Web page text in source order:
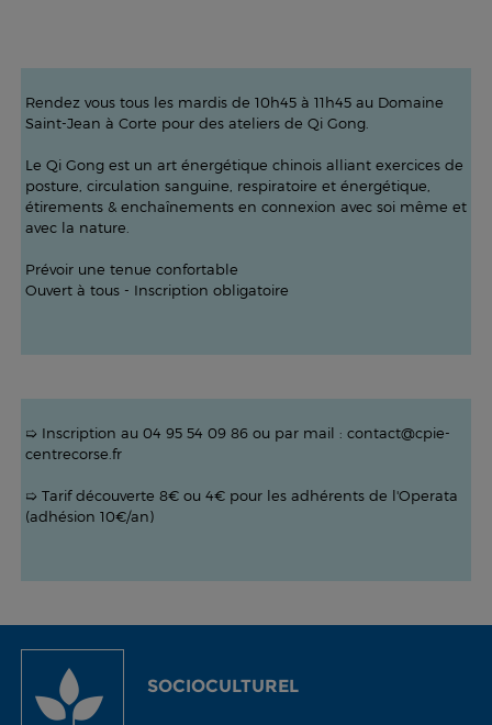
Rendez vous tous les mardis de 10h45 à 11h45 au Domaine
Saint-Jean à Corte pour des ateliers de Qi Gong.
Le Qi Gong est un art énergétique chinois alliant exercices de
posture, circulation sanguine, respiratoire et énergétique,
étirements & enchaînements en connexion avec soi même et
avec la nature.
Prévoir une tenue confortable
Ouvert à tous - Inscription obligatoire
➯ Inscription au 04 95 54 09 86 ou par mail : contact@cpie-
centrecorse.fr
➯ Tarif découverte 8€ ou 4€ pour les adhérents de l'Operata
(adhésion 10€/an)
SOCIOCULTUREL